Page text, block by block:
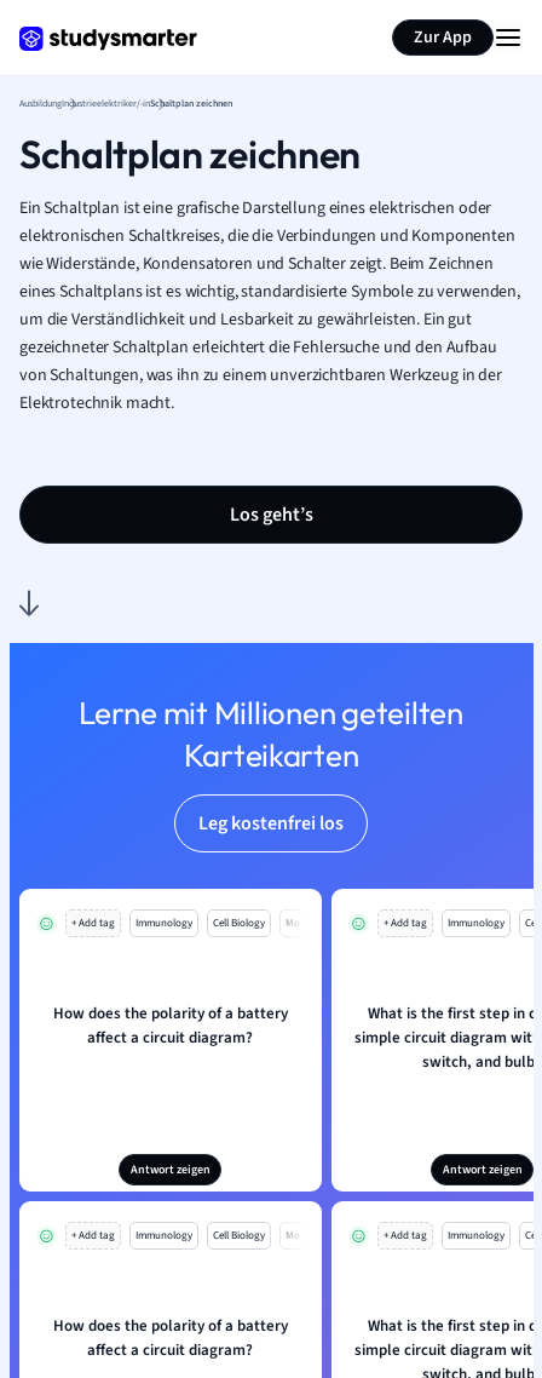
Zur App
AusbildungIndustrieelektriker/-inSchaltplan zeichnen
Schaltplan zeichnen
Ein Schaltplan ist eine grafische Darstellung eines elektrischen oder
elektronischen Schaltkreises, die die Verbindungen und Komponenten
wie Widerstände, Kondensatoren und Schalter zeigt. Beim Zeichnen
eines Schaltplans ist es wichtig, standardisierte Symbole zu verwenden,
um die Verständlichkeit und Lesbarkeit zu gewährleisten. Ein gut
gezeichneter Schaltplan erleichtert die Fehlersuche und den Aufbau
von Schaltungen, was ihn zu einem unverzichtbaren Werkzeug in der
Elektrotechnik macht.
Los geht’s
Lerne mit Millionen geteilten
Karteikarten
Leg kostenfrei los
+ Add tag Immunology Cell Biology Mo
How does the polarity of a battery
affect a circuit diagram?
Antwort zeigen
+ Add tag Immunology
What is the first step in
simple circuit diagram
switch, and bulb?
Antwort zeigen
+ Add tag Immunology Cell Biology Mo
How does the polarity of a battery
affect a circuit diagram?
+ Add tag Immunology
What is the first step in
simple circuit diagram